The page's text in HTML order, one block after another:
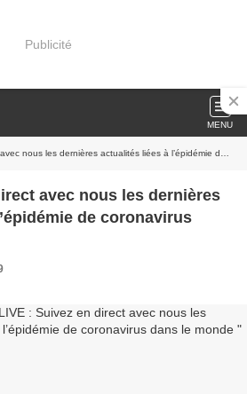
Publicité
MENU
dernières actualités liées à l’épidémie de coronavirus dans le monde
de coronavirus